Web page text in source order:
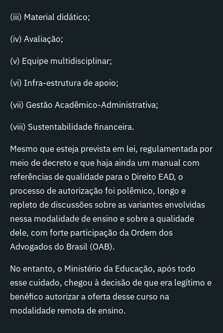
(iii) Material didático;
(iv) Avaliação;
(v) Equipe multidisciplinar;
(vi) Infra-estrutura de apoio;
(vii) Gestão Acadêmico-Administrativa;
(viii) Sustentabilidade financeira.
Mesmo que esteja prevista em lei, regulamentada por
meio de decreto e que haja ainda um manual com
referências de qualidade para o Direito EAD, o
processo de autorização foi polêmico, longo e
repleto de discussões sobre as variantes envolvidas
nessa modalidade de ensino e sobre a qualidade
dele, com forte participação da Ordem dos
Advogados do Brasil (OAB).
No entanto, o Ministério da Educação, após todo
esse cuidado, chegou à decisão de que era legítimo e
benéfico autorizar a oferta desse curso na
modalidade remota de ensino.